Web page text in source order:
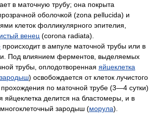
в маточную трубу; она покрыта
оболочкой (zona pellucida) и
клеток фолликулярного эпителия,
венец (corona radiata).
происходит в ампуле маточной трубы или в
Под влиянием ферментов, выделяемых
трубы, оплодотворенная яйцеклетка
зародыш) освобождается от клеток лучистого
по маточной трубе (3—4 сутки)
яйцеклетка делится на бластомеры, и в
многоклеточный зародыш (морула).